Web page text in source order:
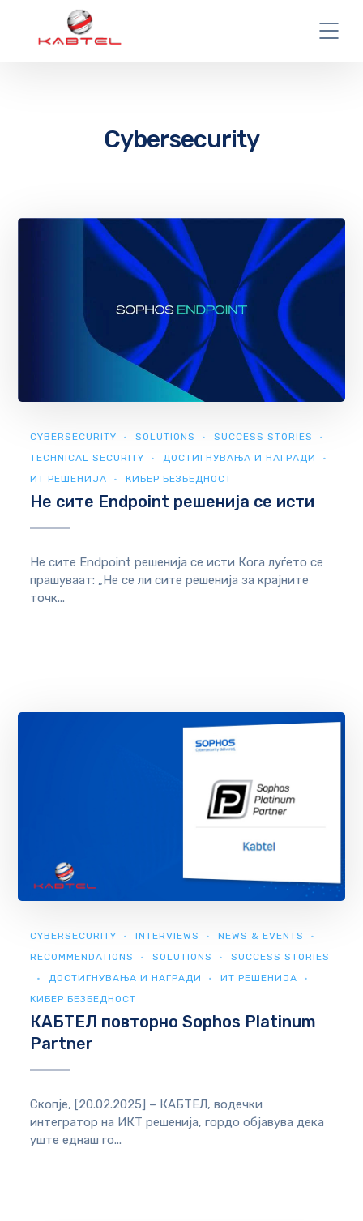
Cybersecurity
CYBERSECURITY SOLUTIONS
SUCCESS STORIES
TECHNICAL SECURITY
ДОСТИГНУВАЊА И НАГРАДИ
ИТ РЕШЕНИЈА
КИБЕР БЕЗБЕДНОСТ
Не сите Endpoint решенија се исти
Не сите Endpoint решенија се исти Кога луѓето се
прашуваат: „Не се ли сите решенија за крајните
точк...
CYBERSECURITY INTERVIEWS
NEWS & EVENTS
RECOMMENDATIONS
SOLUTIONS
SUCCESS STORIES
ДОСТИГНУВАЊА И НАГРАДИ
ИТ РЕШЕНИЈА
КИБЕР БЕЗБЕДНОСТ
КАБТЕЛ повторно Sophos Platinum
Partner
Скопје, [20.02.2025] – КАБТЕЛ, водечки
интегратор на ИКТ решенија, гордо објавува дека
уште еднаш го...